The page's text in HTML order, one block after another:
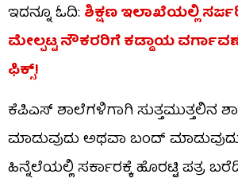
ಇದನ್ನೂ ಓದಿ: ಶಿಕ್ಷಣ ಇಲಾಖೆಯಲ್ಲಿ
ಮೇಲ್ಪಟ್ಟ ನೌಕರರಿಗೆ ಕಡ್ಡಾಯ
ಫಿಕ್ಸ್!
ಕೆಪಿಎಸ್ ಶಾಲೆಗಳಿಗಾಗಿ ಸುತ್ತಮುತ್ತಲಿನ
ಮಾಡುವುದು ಅಥವಾ ಬಂದ್
ಹಿನ್ನೆಲೆಯಲ್ಲಿ ಸರ್ಕಾರಕ್ಕೆ ಹೊರಟ್ಟಿ ಪತ್ರ